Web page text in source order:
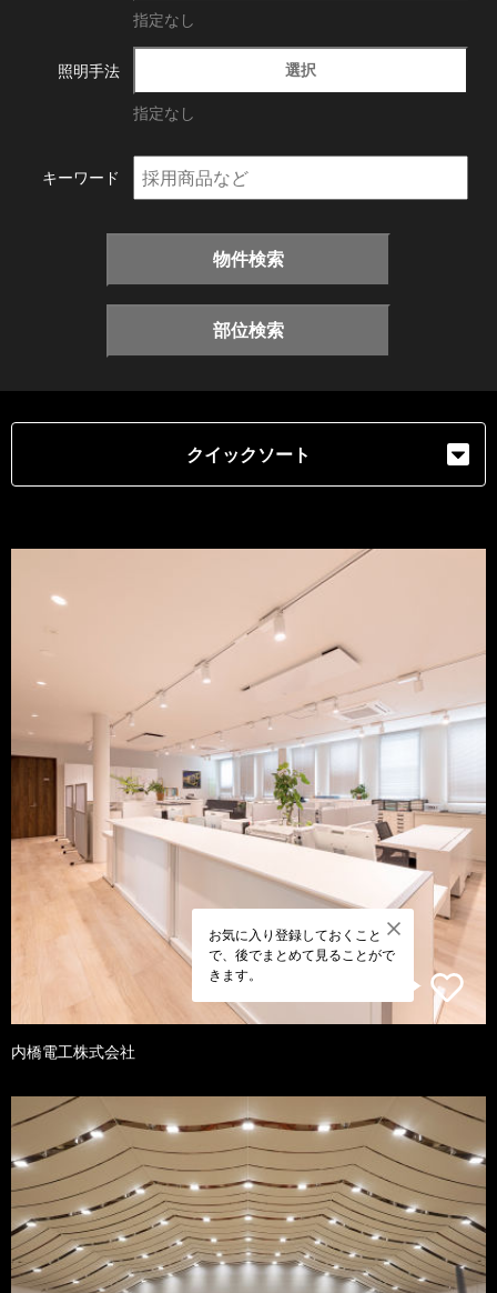
指定なし
照明手法 選択
指定なし
キーワード
物件検索
部位検索
クイックソート
お気に入り登録しておくこと
で、後でまとめて見ることがで
きます。
内橋電工株式会社